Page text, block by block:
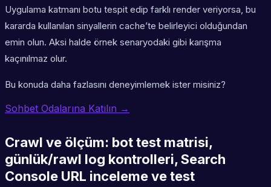
Uygulama katmanı botu tespit edip farklı render veriyorsa, bu
kararda kullanılan sinyallerin cache’te belirleyici olduğundan
emin olun. Aksi halde örnek senaryodaki gibi karışma
kaçınılmaz olur.
Bu konuda daha fazlasını deneyimlemek ister misiniz?
Sohbet Odalarına Katılın →
Crawl ve ölçüm: bot test matrisi,
günlük/rawl log kontrolleri, Search
Console URL inceleme ve test